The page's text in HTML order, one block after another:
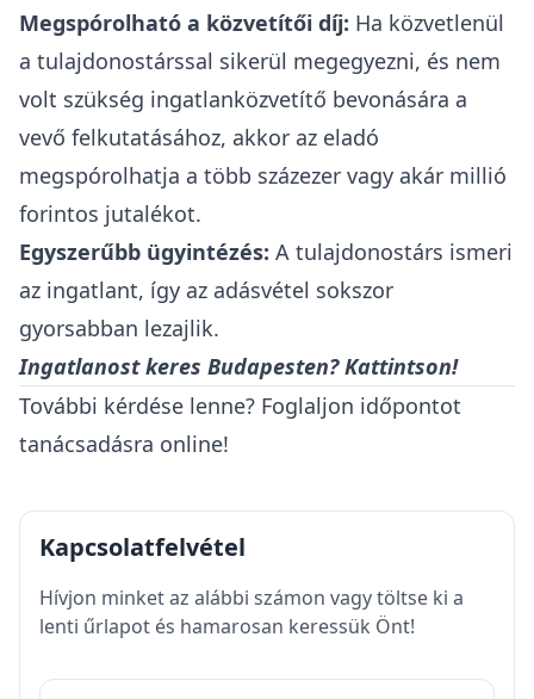
Megspórolható a közvetítői díj: Ha közvetlenül
a tulajdonostárssal sikerül megegyezni, és nem
volt szükség ingatlanközvetítő bevonására a
vevő felkutatásához, akkor az eladó
megspórolhatja a több százezer vagy akár millió
forintos jutalékot.
Egyszerűbb ügyintézés: A tulajdonostárs ismeri
az ingatlant, így az adásvétel sokszor
gyorsabban lezajlik.
Ingatlanost keres Budapesten? Kattintson!
További kérdése lenne? Foglaljon időpontot
tanácsadásra online!
Kapcsolatfelvétel
Hívjon minket az alábbi számon vagy töltse ki a
lenti űrlapot és hamarosan keressük Önt!